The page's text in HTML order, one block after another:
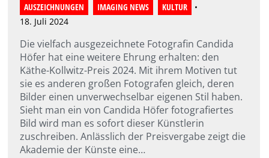
AUSZEICHNUNGEN IMAGING NEWS
KULTUR
18. Juli 2024
Die vielfach ausgezeichnete Fotografin Candida
Höfer hat eine weitere Ehrung erhalten: den
Käthe-Kollwitz-Preis 2024. Mit ihrem Motiven tut
sie es anderen großen Fotografen gleich, deren
Bilder einen unverwechselbar eigenen Stil haben.
Sieht man ein von Candida Höfer fotografiertes
Bild wird man es sofort dieser Künstlerin
zuschreiben. Anlässlich der Preisvergabe zeigt die
Akademie der Künste eine…